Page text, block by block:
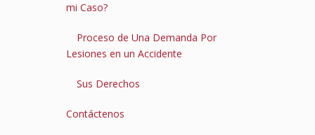
mi Caso?
Proceso de Una Demanda Por
Lesiones en un Accidente
Sus Derechos
Contáctenos